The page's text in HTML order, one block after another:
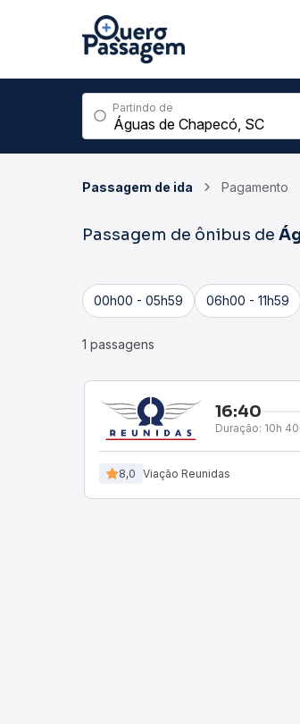
Partindo de
Passagem de ida Pagamento
Passagem de ônibus de
00h00 - 05h59 06h00 - 11h59
1 passagens
16:40
Duração: 10h
8,0 Viação Reunidas